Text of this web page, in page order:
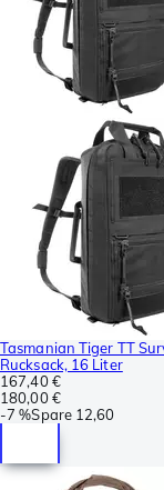
Tasmanian Tiger TT
Rucksack, 16 Liter
167,40 €
180,00 €
-7 %Spare 12,60